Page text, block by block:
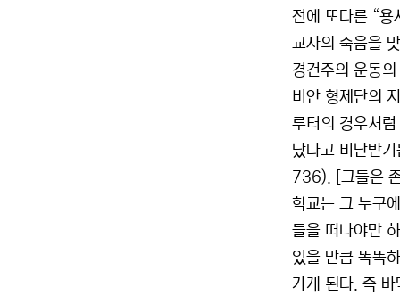
전에 또다른 “
교자의 죽음을
경건주의 운동
비안 형제단의
루터의 경우처
났다고 비난받
736). [그들은
학교는 그 누구
들을 떠나야만
있을 만큼 똑똑
가게 된다. 즉